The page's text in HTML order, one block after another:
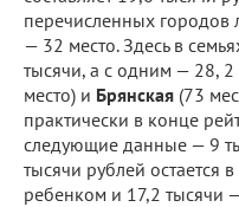
перечисленных городов
— 32 место. Здесь в
тысячи, а с одним — 28, 2
место) и Брянская (73
практически в конце
следующие данные — 9
тысячи рублей остается
ребенком и 17,2 тысячи